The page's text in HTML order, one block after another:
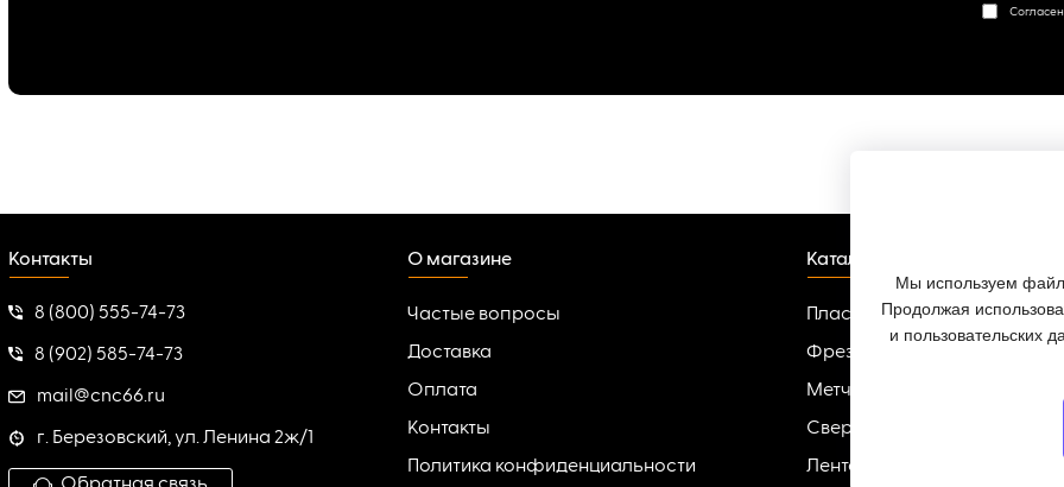
Контакты
8 (800) 555-74-73
8 (902) 585-74-73
mail@cnc66.ru
г. Березовский, ул. Ленина 2ж/1
О магазине
Частые вопросы
Доставка
Оплата
Контакты
Политика конфиденциальности
Каталог
Пластины твердосплавные
Фрезы
Метчики
Сверла
Ленточные пилы по металлу
Мы используем
Продолжая
и пользовательских